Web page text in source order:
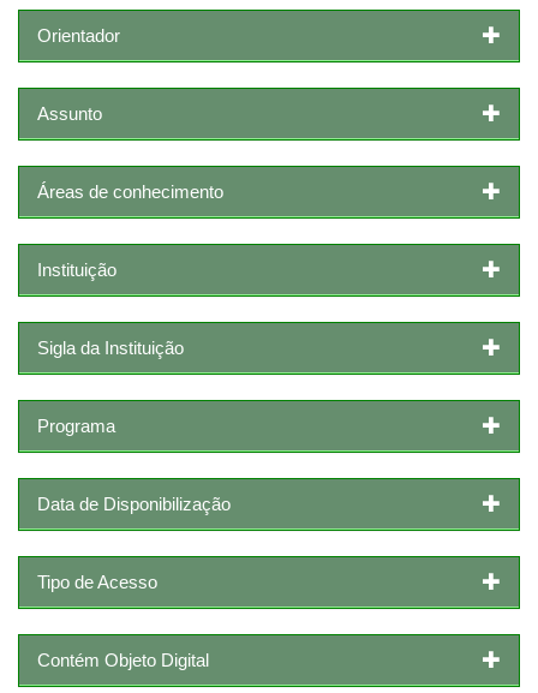
Orientador
Assunto
Áreas de conhecimento
Instituição
Sigla da Instituição
Programa
Data de Disponibilização
Tipo de Acesso
Contém Objeto Digital